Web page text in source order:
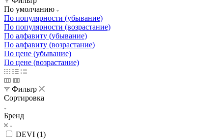
По умолчанию
По популярности (убывание)
По популярности (возрастание)
По алфавиту (убывание)
По алфавиту (возрастание)
По цене (убывание)
По цене (возрастание)
Фильтр
Сортировка
Бренд
DEVI (1)